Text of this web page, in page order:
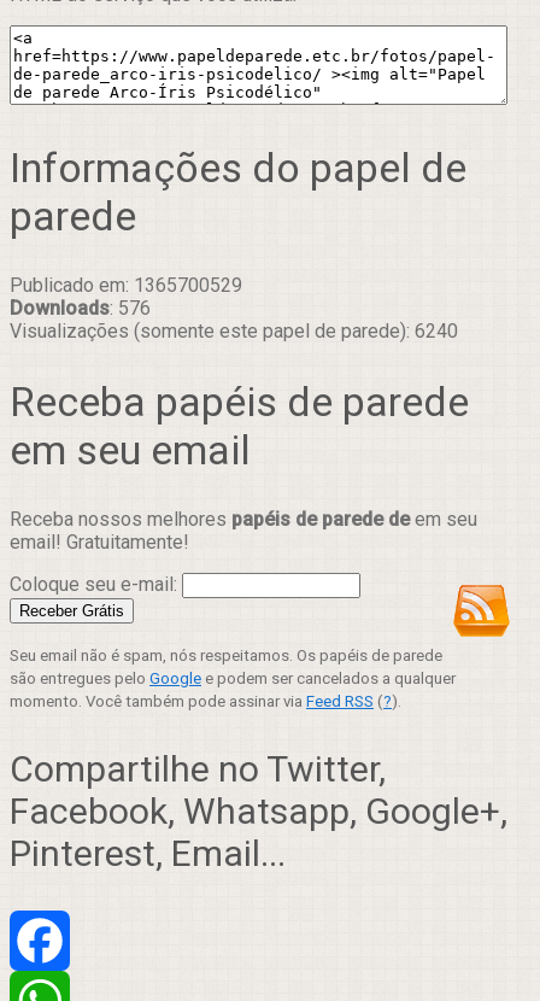
Informações do papel de
parede
Publicado em: 1365700529
Downloads: 576
Visualizações (somente este papel de parede): 6240
Receba papéis de parede
em seu email
Receba nossos melhores papéis de parede deem seu
email! Gratuitamente!
Coloque seu e-mail:
Seu email não é spam, nós respeitamos. Os papéis de parede
são entregues pelo Google e podem ser cancelados a qualquer
momento. Você também pode assinar via Feed RSS (?).
Compartilhe no Twitter,
Facebook, Whatsapp, Google+,
Pinterest, Email...